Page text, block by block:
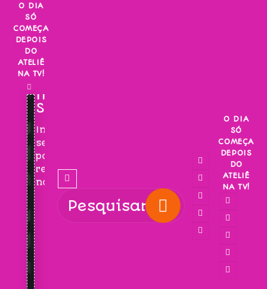
Skip
content
O DIA
SÓ
COMEÇA
DEPOIS
DO
ATELIÊ
NA TV!
INSCREVA-
SE!
Inscreva-
se
para
receber
novidades!
O DIA
SÓ
COMEÇA
DEPOIS
DO
ATELIÊ
NA TV!